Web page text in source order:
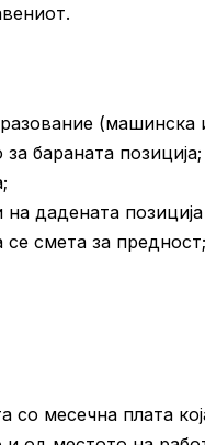
(машинска
бараната позиција;
дадената
се смета за предност;
со месечна плата